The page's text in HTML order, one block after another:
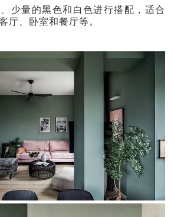
少量的黑色和白色进行搭配，适合
厅、卧室和餐厅等。